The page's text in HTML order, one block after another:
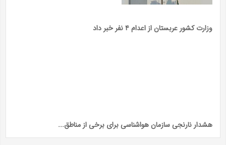
وزارت کشور عربستان از اعدام ۴ نفر خبر داد
هشدار نارنجی سازمان هواشناسی برای برخی از مناطق...